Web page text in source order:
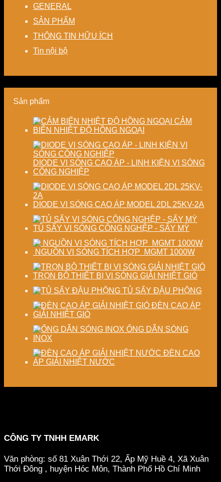
cho
nhà
máy
nâng
thành
chi
phí
sản
năng
chất
lượng
phẩm
thoát
nhiệt
–
Giải
pháp
tiết
kiệm
lượng
định
lượng
sấy
nghiệp
GENERAL
SẢN PHẨM
THÔNG TIN HỮU ÍCH
Tin nội bộ
Sản phẩm
CẢM
BIẾN NHIỆT ĐỘ HỒNG NGOẠI
DIODE VI SÓNG CAO ÁP - LINH KIỆN VI SÓNG
CÔNG NGHIỆP
DIODE VI SÓNG CAO ÁP MODEL 2DL 25KV-2A
TỦ SẤY VI SÓNG CÔNG NGHỆP - SẤY MỲ
NGUỒN VI SÓNG TÍCH HỢP MGMT 1000W
TRỌN BỘ THIẾT BỊ VI SÓNG GIẢI NHIỆT GIÓ
TỦ SẤY ĐẬU PHỘNG
ĐÈN CAO ÁP
GIẢI NHIỆT GIÓ
ỐNG DẪN SÓNG
INOX
ĐÈN CAO
ÁP GIẢI NHIỆT NƯỚC
CÔNG TY TNHH EMARK
Văn phòng: số 81 Xuân Thới 22, Ấp Mỹ Huề 4, Xã Xuân
Thới Đông , huyện Hóc Môn, Thành Phố Hồ Chí Minh